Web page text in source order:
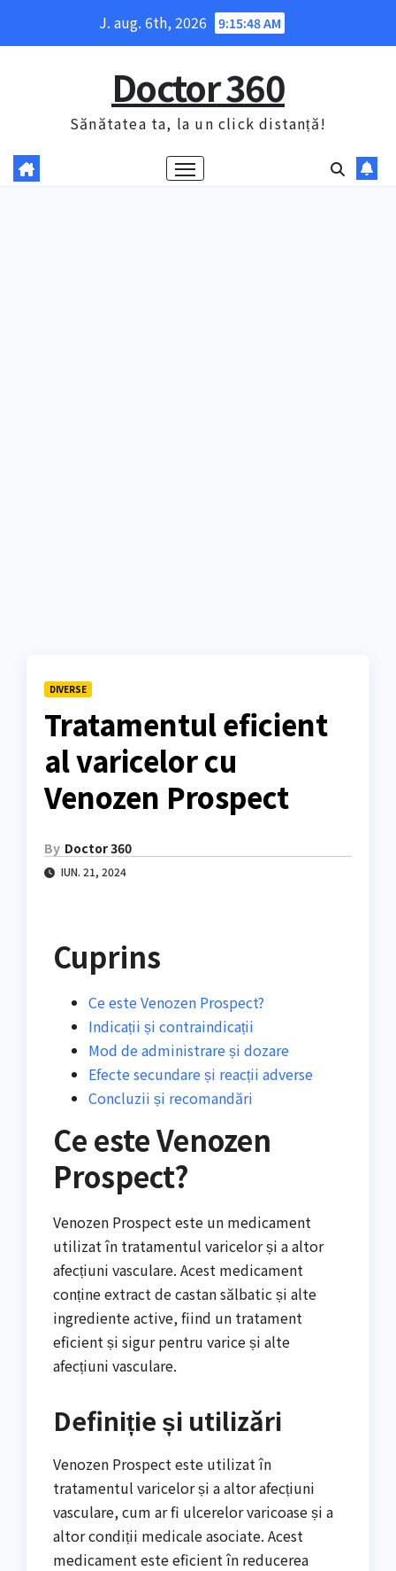
J. aug. 6th, 2026 9:15:49 AM
Doctor 360
Sănătatea ta, la un click distanță!
DIVERSE
Tratamentul eficient
al varicelor cu
Venozen Prospect
By Doctor 360
IUN. 21, 2024
Cuprins
Ce este Venozen Prospect?
Indicații și contraindicații
Mod de administrare și dozare
Efecte secundare și reacții adverse
Concluzii și recomandări
Ce este Venozen
Prospect?
Venozen Prospect este un medicament
utilizat în tratamentul varicelor și a altor
afecțiuni vasculare. Acest medicament
conține extract de castan sălbatic și alte
ingrediente active, fiind un tratament
eficient și sigur pentru varice și alte
afecțiuni vasculare.
Definiție și utilizări
Venozen Prospect este utilizat în
tratamentul varicelor și a altor afecțiuni
vasculare, cum ar fi ulcerelor varicoase și a
altor condiții medicale asociate. Acest
medicament este eficient în reducerea